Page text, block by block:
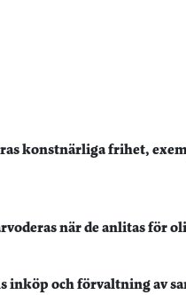
konstnärliga frihet,
när de anlitas för
inköp och förvaltning av